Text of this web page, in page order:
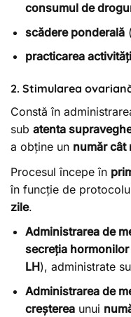
consumul de
scădere ponderală
practicarea
2. Stimularea
Constă în
sub atenta
a obține un număr cât
Procesul începe în
în funcție de
zile.
Administrarea de
secreția hormonilor
LH), administrate
Administrarea de
creștereaunui